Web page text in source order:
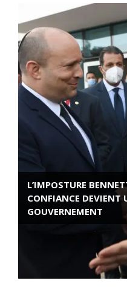
L’IMPOSTURE
CONFIANCE DEVIENT
GOUVERNEMENT
ROSE VALLAND,